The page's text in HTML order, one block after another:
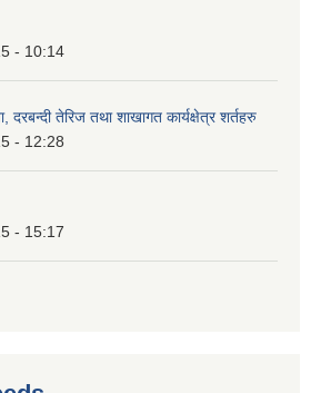
- 10:14
तेरिज तथा शाखागत कार्यक्षेत्र शर्तहरु
- 12:28
- 15:17